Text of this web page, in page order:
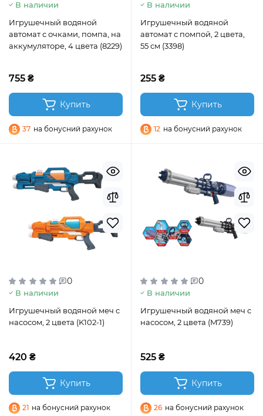
В наличии
Игрушечный водяной
автомат с очками, помпа, на
аккумуляторе, 4 цвета (8229)
755 ₴
Купить
37 на бонусний рахунок
В наличии
Игрушечный водяной
автомат с помпой, 2 цвета,
55 см (3398)
255 ₴
Купить
12 на бонусний рахунок
0
В наличии
Игрушечный водяной меч с
насосом, 2 цвета (K102-1)
420 ₴
Купить
21 на бонусний рахунок
0
В наличии
Игрушечный водяной меч с
насосом, 2 цвета (M739)
525 ₴
Купить
26 на бонусний рахунок